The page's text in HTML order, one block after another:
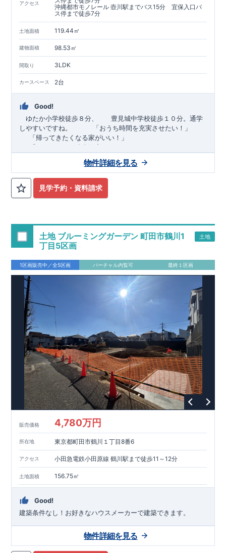
アクセス
沖縄都市モノレール 壺川駅までバス15分 宜保入口バ
ス停まで徒歩7分
土地面積 119.44㎡
建物面積 98.53㎡
間取り 3LDK
カースペース 2台
Good!
ゆたか小学校徒歩８分、 豊見城中学校徒歩１０分。通学
しやすいですね。
「おうち時間を充実させたい！」
「帰ってきたくなる家がいい！」
「おしゃれなら建売住宅もありかも！」
TEL:098-860-2201（火・水曜日定休日、年末年始休み）
■オプションではありません！全棟標準搭載
ム・ガス衣類乾燥機・食洗器・宅配ボックス・玄関電子キー・
成材にヒノキを使用しております！
■長期優良住宅もっと詳しく
「いい家を作って、きちんと手
7つの厳しい技術基準をクリアした物件だけが認定を受けられる
長期優良住宅。
長期優良住宅として認定を受けるためには、国が定めた下記7つ
の技術基準をクリアする必要があります。東栄住宅は全棟でク
リア！①耐震性②劣化対策③維持管理性④住戸面積⑤省エネル
ギー性⑥居住環境⑦維持保全管理
そのほかの魅力として、住宅ローン金利優遇、固定資産税の減
税、中古市場での売却時にも有利です。
住宅性能評価ダブル
取得
「設計」と「建設」のダブルで性
能を評価されています！図面を第三者機関へ提出します。外部
評価委員が建設中に3回、竣工時に1回の現場検査が行われま
す。構造の安定、劣化の軽減、維持管理への配慮、温熱環境・
エネルギー消費量（断熱等性能）の必須4分野、空気環境で、最
高等級取得！ ■ 耐震等級3 もっと詳しく 東栄住宅の建物
は、国が定めた耐震最高等級3を取得。建築基準法に定められ
た、｢数百年に一度発生する地震に対して、倒壊、崩壊しない｣
という基準から、さらに1.5倍の耐震力を達成しています。
風等級2 災害時の損傷の受けにくさを評価されています。建築
1.2倍の暴風に対しても損傷を生じないことで耐風最高等級
取得しています。 ■自社一貫体制もっと詳しく 東栄住宅は土
地の仕入れ、設計、施工、販売、メンテナンスまで、すべての
プロセスに携わっています。 ■ アフターサポート
快適に暮らすことができる住宅の品質を長期にわたり
維持するには、定期的な点検を実施することが重要です。
60年間の保証制度がございます。もちろん、定期点検以外でも
当社こだわりの空間アイディアをショート動画で
ご紹介しています。ここをクリック
見学予約・資料請求
物件詳細を見る
土地 ブルーミングガーデン 町田市鶴川1
丁目5区画
土地
1区画販売中／全5区画 バーチャル内覧可 最終１区画
販売価格 4,780万円
所在地 東京都町田市鶴川１丁目8番6
アクセス 小田急電鉄小田原線 鶴川駅まで徒歩11～12分
土地面積 156.75㎡
Good!
建築条件なし！​お好きなハウスメーカーで建築できます。
物件詳細を見る